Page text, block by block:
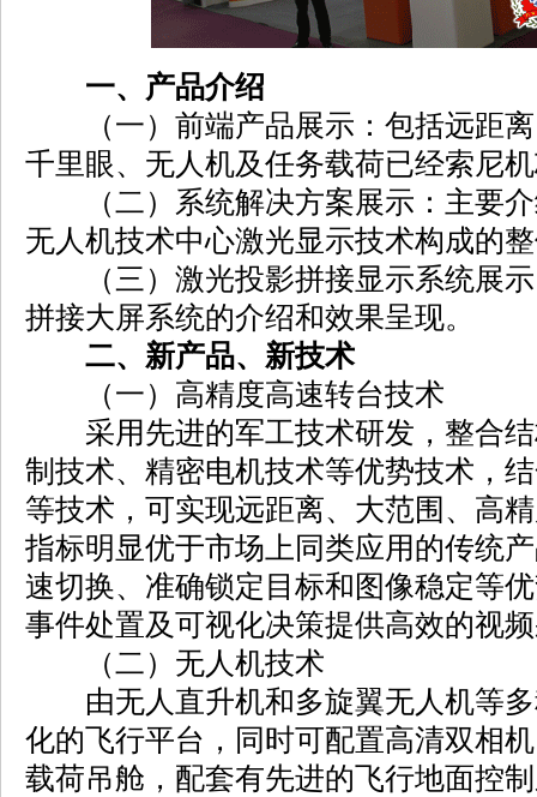
一、产品介绍
（一）前端产品展示：包括远距离
千里眼、无人机及任务载荷已经索尼
（二）系统解决方案展示：主要介
无人机技术中心激光显示技术构成的
（三）激光投影拼接显示系统展示
拼接大屏系统的介绍和效果呈现。
二、新产品、新技术
（一）高精度高速转台技术
采用先进的军工技术研发，整合结
制技术、精密电机技术等优势技术，
等技术，可实现远距离、大范围、高
指标明显优于市场上同类应用的传统
速切换、准确锁定目标和图像稳定等
事件处置及可视化决策提供高效的视
（二）无人机技术
由无人直升机和多旋翼无人机等多
化的飞行平台，同时可配置高清双相
载荷吊舱，配套有先进的飞行地面控